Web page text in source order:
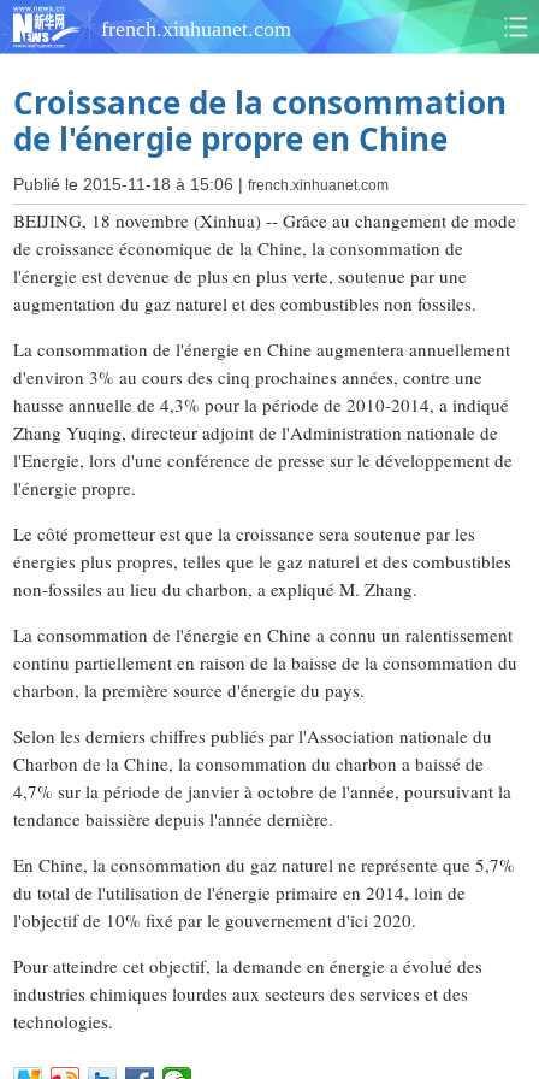
french.xinhuanet.com
Croissance de la consommation
de l'énergie propre en Chine
Publié le 2015-11-18 à 15:06 |french.xinhuanet.com
BEIJING, 18 novembre (Xinhua) -- Grâce au changement de mode
de croissance économique de la Chine, la consommation de
l'énergie est devenue de plus en plus verte, soutenue par une
augmentation du gaz naturel et des combustibles non fossiles.
La consommation de l'énergie en Chine augmentera annuellement
d'environ 3% au cours des cinq prochaines années, contre une
hausse annuelle de 4,3% pour la période de 2010-2014, a indiqué
Zhang Yuqing, directeur adjoint de l'Administration nationale de
l'Energie, lors d'une conférence de presse sur le développement de
l'énergie propre.
Le côté prometteur est que la croissance sera soutenue par les
énergies plus propres, telles que le gaz naturel et des combustibles
non-fossiles au lieu du charbon, a expliqué M. Zhang.
La consommation de l'énergie en Chine a connu un ralentissement
continu partiellement en raison de la baisse de la consommation du
charbon, la première source d'énergie du pays.
Selon les derniers chiffres publiés par l'Association nationale du
Charbon de la Chine, la consommation du charbon a baissé de
4,7% sur la période de janvier à octobre de l'année, poursuivant la
tendance baissière depuis l'année dernière.
En Chine, la consommation du gaz naturel ne représente que 5,7%
du total de l'utilisation de l'énergie primaire en 2014, loin de
l'objectif de 10% fixé par le gouvernement d'ici 2020.
Pour atteindre cet objectif, la demande en énergie a évolué des
industries chimiques lourdes aux secteurs des services et des
technologies.